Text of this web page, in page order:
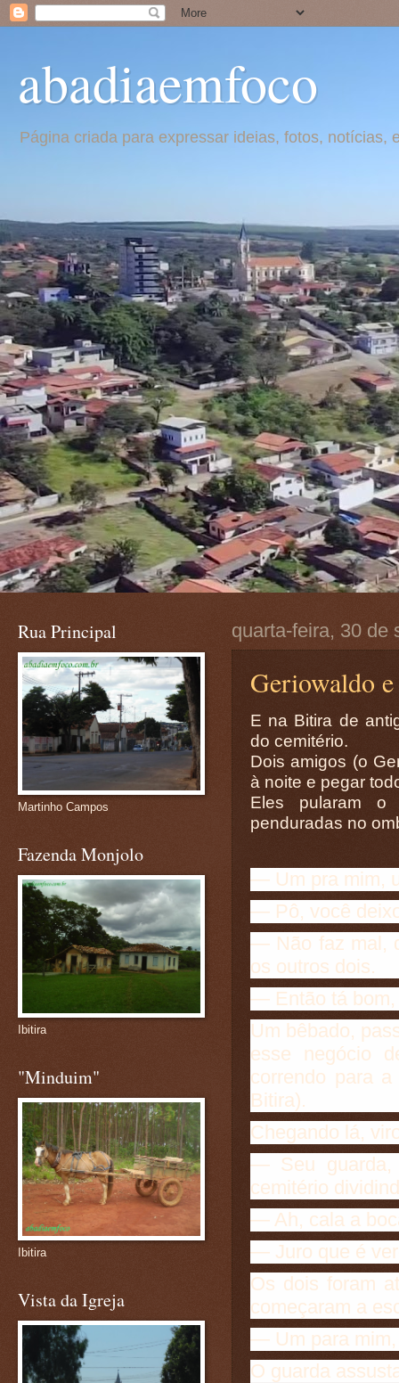
abadiaemfoco
Página criada para expressar ideias, fotos,
quarta-feira, 30 de
Geriowaldo
E na Bitira de
do cemitério.
Dois amigos (o
à noite e pegar
Eles pularam o
penduradas no
— Um pra mim,
— Pô, você
— Não faz mal,
os outros dois.
— Então tá bom,
Um bêbado,
esse negócio
correndo para
Bitira).
Chegando lá,
— Seu guarda,
cemitério
— Ah, cala a
— Juro que é
Os dois foram
começaram a
— Um para mim,
O guarda
Rua Principal
Martinho Campos
Fazenda Monjolo
Ibitira
"Minduim"
Ibitira
Vista da Igreja